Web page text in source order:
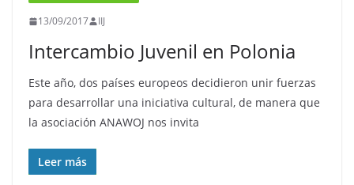
13/09/2017 IIJ
Intercambio Juvenil en Polonia
Este año, dos países europeos decidieron unir fuerzas
para desarrollar una iniciativa cultural, de manera que
la asociación ANAWOJ nos invita
Leer más